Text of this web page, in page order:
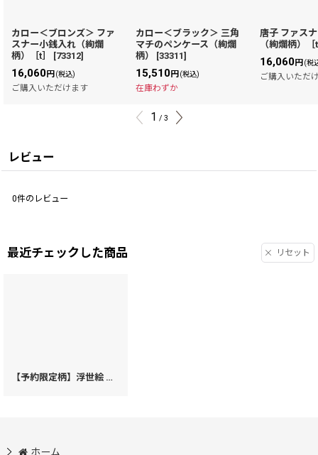
カロー＜ブロンズ＞ ファ
スナー小銭入れ（絢爛
柄）［t］
[73312]
16,060円(税込)
ご購入いただけます
カロー＜ブラック＞ 三角
マチのペンケース（絢爛
柄）
[33311]
15,510円(税込)
在庫わずか
唐子 ファス
（絢爛柄）
16,060円(税
ご購入いただ
1 / 3
レビュー
0件のレビュー
最近チェックした商品 リセット
【予約限定柄】浮世絵 三条大橋 束入れ［t］
ホーム